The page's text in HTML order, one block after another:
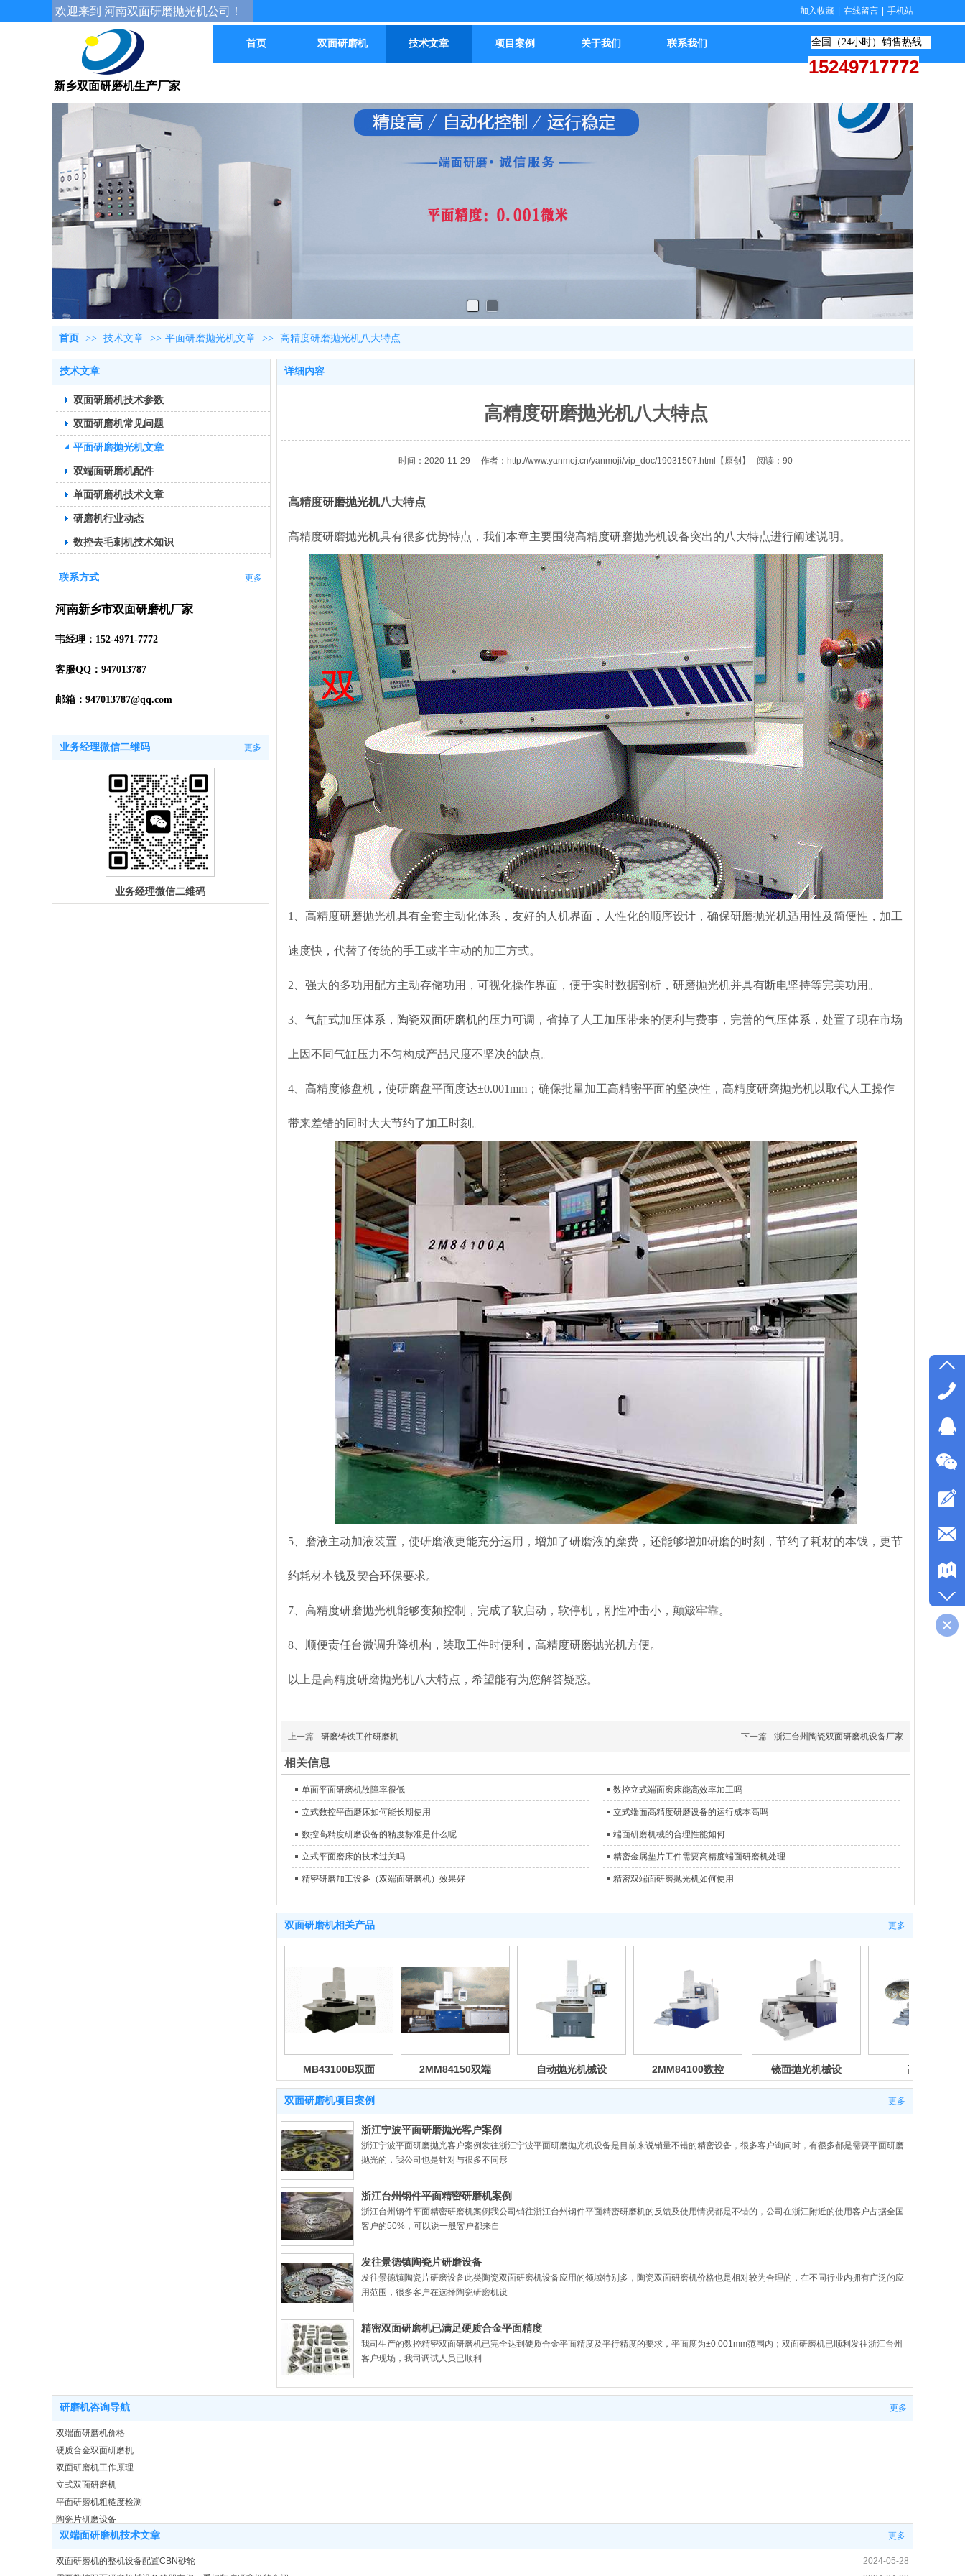
欢迎来到 河南双面研磨抛光机公司！
15249717772
全国（24小时）销售热线
新乡双面研磨机生产厂家
首页 双面研磨机 技术文章 项目案例 关于我们 联系我们
加入收藏 在线留言 手机站
首页 >> 技术文章 >> 平面研磨抛光机文章 >> 高精度研磨抛光机八大特点
技术文章
双面研磨机技术参数
双面研磨机常见问题
平面研磨抛光机文章
双端面研磨机配件
单面研磨机技术文章
研磨机行业动态
数控去毛刺机技术知识
联系方式 更多
河南新乡市双面研磨机厂家
韦经理：152-4971-7772
客服QQ：947013787
邮箱：947013787@qq.com
业务经理微信二维码 更多
业务经理微信二维码
详细内容
高精度研磨抛光机八大特点
时间：2020-11-29 作者：http://www.yanmoj.cn/yanmoji/vip_doc/19031507.html 【原创】 阅读：90
高精度研磨抛光机八大特点
高精度研磨抛光机具有很多优势特点，我们本章主要围绕高精度研磨抛光机设备突出的八大特点进行阐述说明。
1、高精度研磨抛光机具有全套主动化体系，友好的人机界面，人性化的顺序设计，确保研磨抛光机适用性及简便性，加工
速度快，代替了传统的手工或半主动的加工方式。
2、强大的多功用配方主动存储功用，可视化操作界面，便于实时数据剖析，研磨抛光机并具有断电坚持等完美功用。
3、气缸式加压体系， 陶瓷双面研磨机的压力可调，省掉了人工加压带来的便利与费事，完善的气压体系，处置了现在市场
上因不同气缸压力不匀构成产品尺度不坚决的缺点。
4、高精度修盘机，使研磨盘平面度达±0.001mm；确保批量加工高精密平面的坚决性，高精度研磨抛光机以取代人工操作
带来差错的同时大大节约了加工时刻。
5、磨液主动加液装置，使研磨液更能充分运用，增加了研磨液的糜费，还能够增加研磨的时刻，节约了耗材的本钱，更节
约耗材本钱及契合环保要求。
7、高精度研磨抛光机能够变频控制，完成了软启动，软停机，刚性冲击小，颠簸牢靠。
8、顺便责任台微调升降机构，装取工件时便利，高精度研磨抛光机方便。
以上是高精度研磨抛光机八大特点，希望能有为您解答疑惑。
上一篇 研磨铸铁工件研磨机 下一篇 浙江台州陶瓷双面研磨机设备厂家
相关信息
单面平面研磨机故障率很低 数控立式端面磨床能高效率加工吗
立式数控平面磨床如何能长期使用 立式端面高精度研磨设备的运行成本高吗
数控高精度研磨设备的精度标准是什么呢 端面研磨机械的合理性能如何
立式平面磨床的技术过关吗 精密金属垫片工件需要高精度端面研磨机处理
精密研磨加工设备（双端面研磨机）效果好 精密双端面研磨抛光机如何使用
双面研磨机相关产品 更多
MB43100B双面
研磨机
2MM84150双端
面研磨机
自动抛光机械设
备
2MM84100数控
双面研磨机
镜面抛光机械设
备
高精密
2MK8440双面
双面研磨机项目案例 更多
浙江宁波平面研磨抛光客户案例
浙江宁波平面研磨抛光客户案例发往浙江宁波平面研磨抛光机设备是目前来说销量不错的精密设备，很多客户询问时，有很多都是需要平面研磨
抛光的，我公司也是针对与很多不同形
浙江台州钢件平面精密研磨机案例
浙江台州钢件平面精密研磨机案例我公司销往浙江台州钢件平面精密研磨机的反馈及使用情况都是不错的，公司在浙江附近的使用客户占据全国
客户的50%，可以说一般客户都来自
发往景德镇陶瓷片研磨设备
发往景德镇陶瓷片研磨设备此类陶瓷双面研磨机设备应用的领域特别多，陶瓷双面研磨机价格也是相对较为合理的，在不同行业内拥有广泛的应
用范围，很多客户在选择陶瓷研磨机设
精密双面研磨机已满足硬质合金平面精度
我司生产的数控精密双面研磨机已完全达到硬质合金平面精度及平行精度的要求，平面度为±0.001mm范围内；双面研磨机已顺利发往浙江台州
客户现场，我司调试人员已顺利
MB43100双面研磨机已发货_粉末冶金
河南新乡市生产的双端面研磨机已达到技术协议规定的技术参数；数控双面研磨机主要应用领域：汽车转向阀零部件、制冷压缩机零部件、油泵
研磨机咨询导航 更多
双端面研磨机价格
硬质合金双面研磨机
双面研磨机工作原理
立式双面研磨机
平面研磨机粗糙度检测
陶瓷片研磨设备
量刃具数控研磨机
双端面研磨机技术文章 更多
2024-05-28
双面研磨机的整机设备配置CBN砂轮